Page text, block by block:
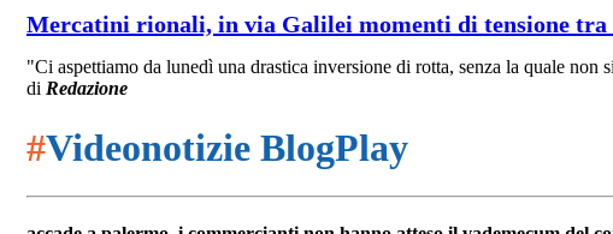
Mercatini rionali, in via Galilei momenti di tensione tra
"Ci aspettiamo da lunedì una drastica inversione di rotta, senza la quale
di Redazione
#Videonotizie BlogPlay